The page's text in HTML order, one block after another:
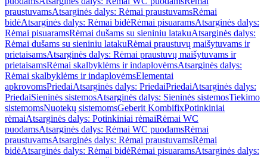
praustuvamsAtsarginės dalys: Rėmai praustuvamsRėmai
bidėAtsarginės dalys: Rėmai bidėRėmai pisuaramsAtsarginės dalys:
Rėmai pisuaramsRėmai dušams su sieniniu latakuAtsarginės dalys:
Rėmai dušams su sieniniu latakuRėmai praustuvų maišytuvams ir
prietaisamsAtsarginės dalys: Rėmai praustuvų maišytuvams ir
prietaisamsRėmai skalbyklėms ir indaplovėmsAtsarginės dalys:
Rėmai skalbyklėms ir indaplovėmsElementai
apkrovomsPriedaiAtsarginės dalys: PriedaiPriedaiAtsarginės dalys:
PriedaiSieninės sistemosAtsarginės dalys: Sieninės sistemosTiekimo
sistemomsNuotekų sistemomsGeberit KombifixPotinkiniai
rėmaiAtsarginės dalys: Potinkiniai rėmaiRėmai WC
puodamsAtsarginės dalys: Rėmai WC puodamsRėmai
praustuvamsAtsarginės dalys: Rėmai praustuvamsRėmai
bidėAtsarginės dalys: Rėmai bidėRėmai pisuaramsAtsarginės dalys: